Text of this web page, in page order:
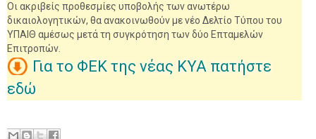
Οι ακριβείς προθεσμίες υποβολής των ανωτέρω
δικαιολογητικών, θα ανακοινωθούν με νέο Δελτίο Τύπου του
ΥΠΑΙΘ αμέσως μετά τη συγκρότηση των δύο Επταμελών
Επιτροπών.
Για το ΦΕΚ της νέας ΚΥΑ πατήστε
εδώ